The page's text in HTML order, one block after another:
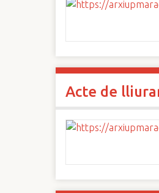
Acte de